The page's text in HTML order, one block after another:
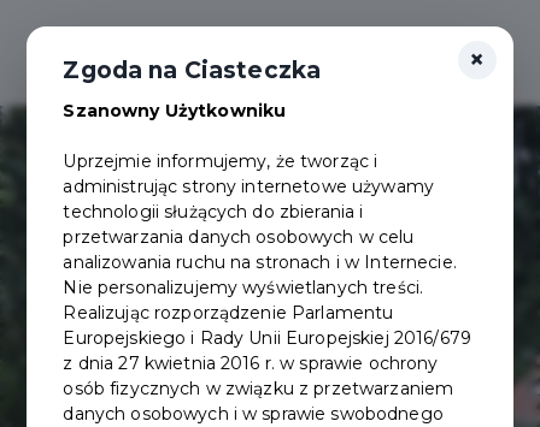
×
Zgoda na Ciasteczka
Szanowny Użytkowniku
Uprzejmie informujemy, że tworząc i
administrując strony internetowe używamy
technologii służących do zbierania i
przetwarzania danych osobowych w celu
analizowania ruchu na stronach i w Internecie.
Nie personalizujemy wyświetlanych treści.
Realizując rozporządzenie Parlamentu
Europejskiego i Rady Unii Europejskiej 2016/679
z dnia 27 kwietnia 2016 r. w sprawie ochrony
osób fizycznych w związku z przetwarzaniem
danych osobowych i w sprawie swobodnego